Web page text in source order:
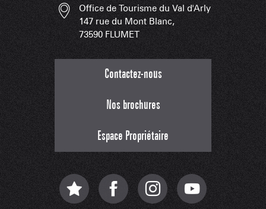
Office de Tourisme du Val d'Arly
147 rue du Mont Blanc,
73590 FLUMET
Contactez-nous
Nos brochures
Espace Propriétaire